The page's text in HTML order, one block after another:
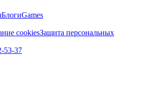
БлогиGames
cookiesЗащита персональных
53-37